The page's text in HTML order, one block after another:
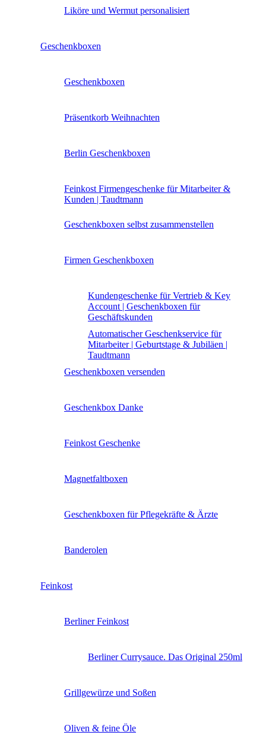
Liköre und Wermut personalisiert
Geschenkboxen
Geschenkboxen
Präsentkorb Weihnachten
Berlin Geschenkboxen
Feinkost Firmengeschenke für Mitarbeiter &
Kunden | Taudtmann
Geschenkboxen selbst zusammenstellen
Firmen Geschenkboxen
Kundengeschenke für Vertrieb & Key
Account | Geschenkboxen für
Geschäftskunden
Automatischer Geschenkservice für
Mitarbeiter | Geburtstage & Jubiläen |
Taudtmann
Geschenkboxen versenden
Geschenkbox Danke
Feinkost Geschenke
Magnetfaltboxen
Geschenkboxen für Pflegekräfte & Ärzte
Banderolen
Feinkost
Berliner Feinkost
Berliner Currysauce. Das Original 250ml
Grillgewürze und Soßen
Oliven & feine Öle